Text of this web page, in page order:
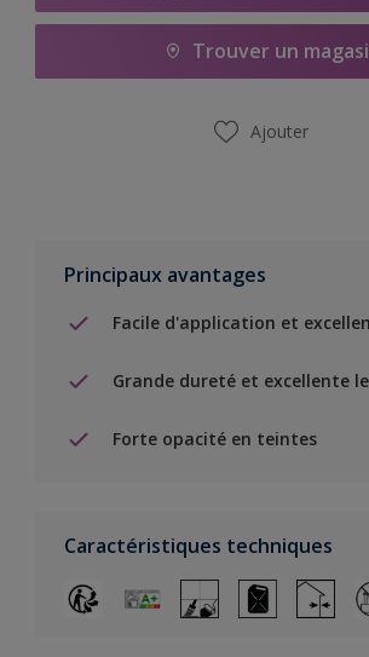
Trouver un
Ajouter
Principaux avantages
Facile d'application et
Grande dureté et excellente
Forte opacité en teintes
Caractéristiques techniques